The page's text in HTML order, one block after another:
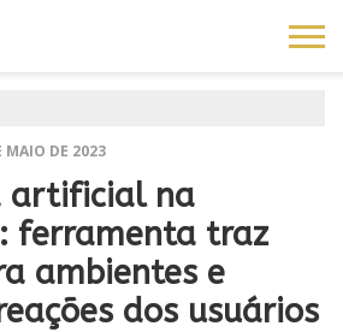
MAIO DE 2023
artificial na
ferramenta traz
ambientes e
dos usuários